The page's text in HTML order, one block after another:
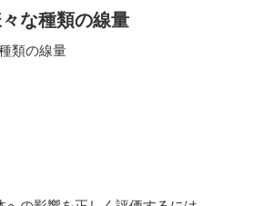
な種類の線量